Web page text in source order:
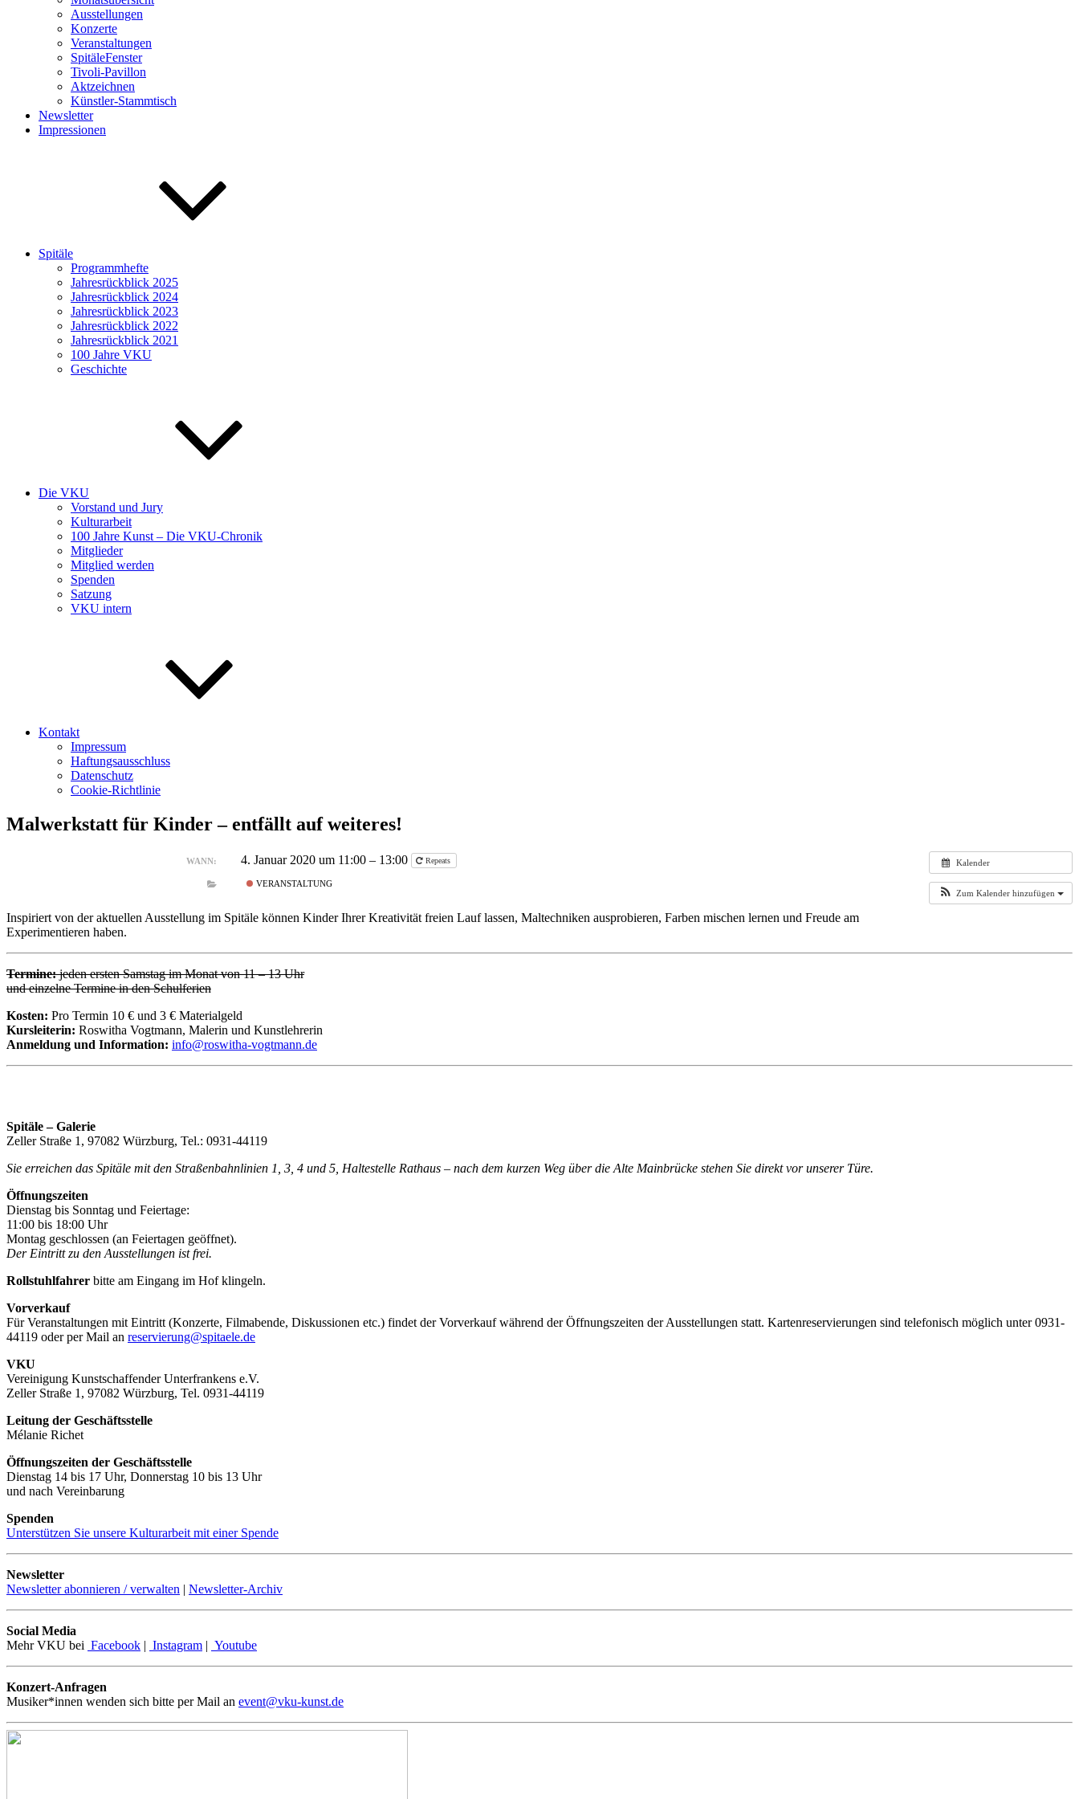
Ausstellungen
Konzerte
Veranstaltungen
SpitäleFenster
Tivoli-Pavillon
Aktzeichnen
Künstler-Stammtisch
Newsletter
Impressionen
Spitäle
Programmhefte
Jahresrückblick 2025
Jahresrückblick 2024
Jahresrückblick 2023
Jahresrückblick 2022
Jahresrückblick 2021
100 Jahre VKU
Geschichte
Die VKU
Vorstand und Jury
Kulturarbeit
100 Jahre Kunst – Die VKU-Chronik
Mitglieder
Mitglied werden
Spenden
Satzung
VKU intern
Kontakt
Impressum
Haftungsausschluss
Datenschutz
Cookie-Richtlinie
Malwerkstatt für Kinder – entfällt auf weiteres!
Kalender
Zum Kalender hinzufügen
WANN: 4. Januar 2020 um 11:00 – 13:00 Repeats
VERANSTALTUNG
Inspiriert von der aktuellen Ausstellung im Spitäle können Kinder Ihrer Kreativität freien Lauf lassen, Maltechniken ausprobieren, Farben mischen lernen und Freude am
Experimentieren haben.
Termine:jeden ersten Samstag im Monat von 11 – 13 Uhr
und einzelne Termine in den Schulferien
Kosten: Pro Termin 10 € und 3 € Materialgeld
Kursleiterin: Roswitha Vogtmann, Malerin und Kunstlehrerin
Anmeldung und Information: info@roswitha-vogtmann.de
Spitäle – Galerie
Zeller Straße 1, 97082 Würzburg, Tel.: 0931-44119
Sie erreichen das Spitäle mit den Straßenbahnlinien 1, 3, 4 und 5, Haltestelle Rathaus – nach dem kurzen Weg über die Alte Mainbrücke stehen Sie direkt vor unserer Türe.
Öffnungszeiten
Dienstag bis Sonntag und Feiertage:
11:00 bis 18:00 Uhr
Montag geschlossen (an Feiertagen geöffnet).
Der Eintritt zu den Ausstellungen ist frei.
Rollstuhlfahrer bitte am Eingang im Hof klingeln.
Vorverkauf
Für Veranstaltungen mit Eintritt (Konzerte, Filmabende, Diskussionen etc.) findet der Vorverkauf während der Öffnungszeiten der Ausstellungen statt. Kartenreservierungen sind telefonisch möglich unter 0931-
44119 oder per Mail an reservierung@spitaele.de
VKU
Vereinigung Kunstschaffender Unterfrankens e.V.
Zeller Straße 1, 97082 Würzburg, Tel. 0931-44119
Leitung der Geschäftsstelle
Mélanie Richet
Öffnungszeiten der Geschäftsstelle
Dienstag 14 bis 17 Uhr, Donnerstag 10 bis 13 Uhr
und nach Vereinbarung
Spenden
Unterstützen Sie unsere Kulturarbeit mit einer Spende
Newsletter
Newsletter abonnieren / verwalten | Newsletter-Archiv
Social Media
Mehr VKU bei Facebook | Instagram | Youtube
Konzert-Anfragen
Musiker*innen wenden sich bitte per Mail an event@vku-kunst.de